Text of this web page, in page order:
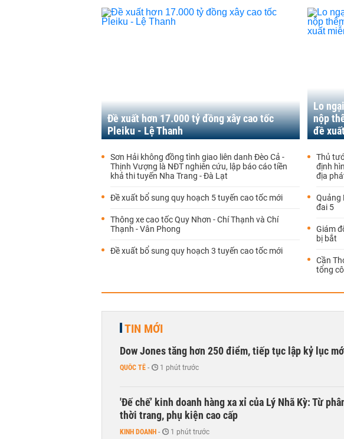
Đề xuất hơn 17.000 tỷ đồng xây cao tốc
Pleiku - Lệ Thanh
Sơn Hải không đồng tình giao liên danh Đèo Cả -
Thịnh Vượng là NĐT nghiên cứu, lập báo cáo tiền
khả thi tuyến Nha Trang - Đà Lạt
Đề xuất bổ sung quy hoạch 5 tuyến cao tốc mới
Thông xe cao tốc Quy Nhơn - Chí Thạnh và Chí
Thạnh - Vân Phong
Đề xuất bổ sung quy hoạch 3 tuyến cao tốc mới
Lo
nộp
đề
Thủ
định
địa
Quảng
đai 5
Giám
bị bắt
Cần
tổng
TIN MỚI
Dow Jones tăng hơn 250 điểm, tiếp tục lập kỷ lục
QUỐC TẾ - 1 phút trước
'Đế chế’ kinh doanh hàng xa xỉ của Lý Nhã Kỳ: Từ
thời trang, phụ kiện cao cấp
KINH DOANH - 1 phút trước